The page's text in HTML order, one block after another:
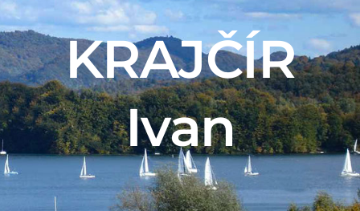
KRAJČÍR
Ivan